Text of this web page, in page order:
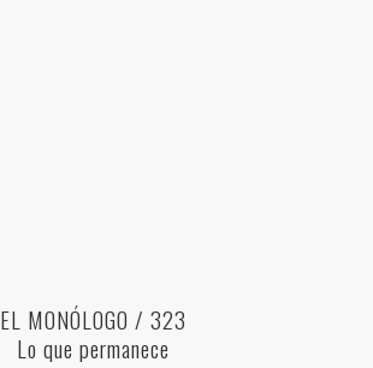
EL MONÓLOGO / 323
Lo que permanece